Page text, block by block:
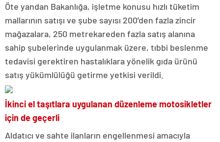
Öte yandan Bakanlığa, işletme konusu hızlı tüketim
mallarının satışı ve şube sayısı 200’den fazla zincir
mağazalara, 250 metrekareden fazla satış alanına
sahip şubelerinde uygulanmak üzere, tıbbi beslenme
tedavisi gerektiren hastalıklara yönelik gıda ürünü
satış yükümlülüğü getirme yetkisi verildi.
İkinci el taşıtlara uygulanan düzenleme motosikletler
için de geçerli
Aldatıcı ve sahte ilanların engellenmesi amacıyla